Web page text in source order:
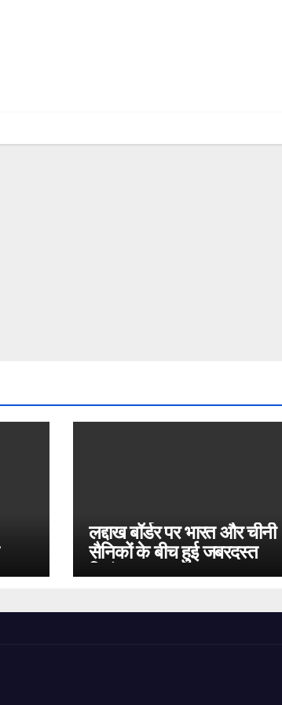
लद्दाख बॉर्डर पर भारत और चीनी
सैनिकों के बीच हुई जबरदस्त
भिड़ंत